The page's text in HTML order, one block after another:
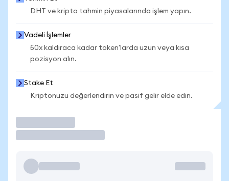
DHT ve kripto tahmin piyasalarında işlem yapın.
Vadeli İşlemler
50x kaldıraca kadar token'larda uzun veya kısa
pozisyon alın.
Stake Et
Kriptonuzu değerlendirin ve pasif gelir elde edin.